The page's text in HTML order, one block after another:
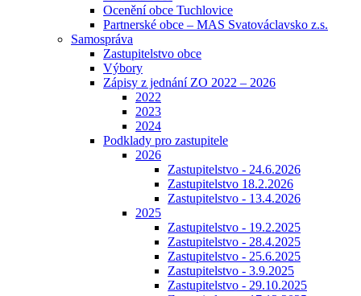
Ocenění obce Tuchlovice
Partnerské obce – MAS Svatováclavsko z.s.
Samospráva
Zastupitelstvo obce
Výbory
Zápisy z jednání ZO 2022 – 2026
2022
2023
2024
Podklady pro zastupitele
2026
Zastupitelstvo - 24.6.2026
Zastupitelstvo 18.2.2026
Zastupitelstvo - 13.4.2026
2025
Zastupitelstvo - 19.2.2025
Zastupitelstvo - 28.4.2025
Zastupitelstvo - 25.6.2025
Zastupitelstvo - 3.9.2025
Zastupitelstvo - 29.10.2025